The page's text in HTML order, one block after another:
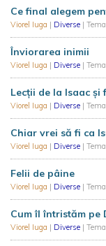
Ce final alegem
Viorel Iuga | Diverse |
Înviorarea inimii
Viorel Iuga | Diverse |
Lecții de la Isaac și
Viorel Iuga | Diverse |
Chiar vrei să fi ca
Viorel Iuga | Diverse |
Felii de pâine
Viorel Iuga | Diverse |
Cum îl întristăm pe
Viorel Iuga | Diverse |